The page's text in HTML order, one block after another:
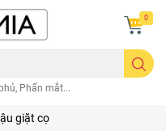
Phấn mắt...
0
giặt cọ